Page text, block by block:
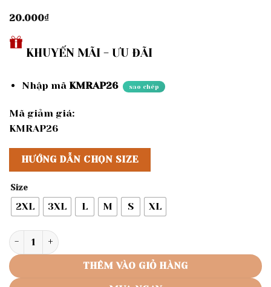
20.000₫
KHUYẾN MÃI - ƯU ĐÃI
Nhập mã KMRAP26 sao chép
Mã giảm giá:
KMRAP26
HƯỚNG DẪN CHỌN SIZE
Size
2XL 3XL L M S XL
Rập giấy A0 mã 570 - Rập may áo thun số lượng
THÊM VÀO GIỎ HÀNG